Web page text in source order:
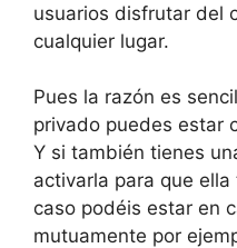
usuarios disfrutar del
cualquier lugar.
Pues la razón es
privado puedes estar
Y si también tienes
activarla para que
caso podéis estar en
mutuamente por